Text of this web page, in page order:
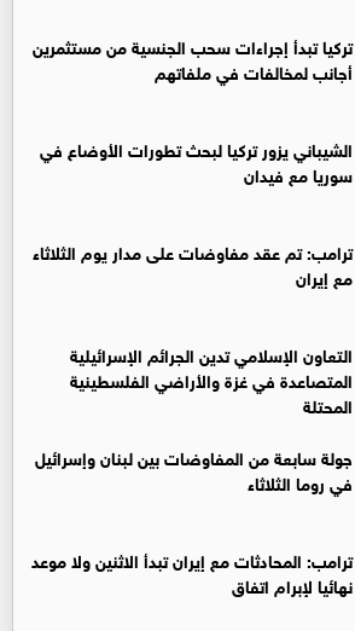
تركيا تبدأ إجراءات سحب الجنسية من مستثمرين
أجانب لمخالفات في ملفاتهم
‏الشيباني يزور تركيا لبحث تطورات الأوضاع في
سوريا مع فيدان
ترامب: تم عقد مفاوضات على مدار يوم الثلاثاء
مع إيران
التعاون الإسلامي تدين الجرائم الإسرائيلية
المتصاعدة في غزة والأراضي الفلسطينية
المحتلة
جولة سابعة من المفاوضات بين لبنان وإسرائيل
في روما الثلاثاء
ترامب: المحادثات مع إيران تبدأ الاثنين ولا موعد
نهائيا لإبرام اتفاق